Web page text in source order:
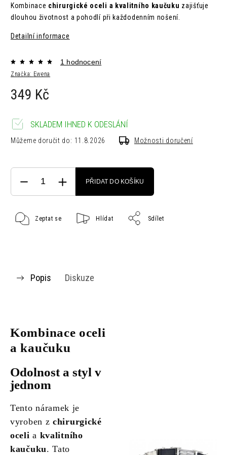
Kombinace chirurgické oceli a kvalitního kaučuku zajišťuje
dlouhou životnost a pohodlí při každodenním nošení.
Detailní informace
Značka: Ewena
1 hodnocení
349 Kč
SKLADEM IHNED K ODESLÁNÍ
Můžeme doručit do: 11.8.2026 Možnosti doručení
PŘIDAT DO KOŠÍKU
Zeptat se Hlídat Sdílet
Popis Diskuze
Kombinace oceli
a kaučuku
Odolnost a styl v
jednom
Tento náramek je
vyroben z chirurgické
oceli a kvalitního
kaučuku. Tato